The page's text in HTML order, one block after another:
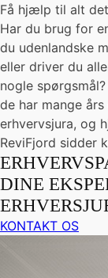
Få hjælp til alt
Har du brug for
du udenlandske
eller driver du
nogle
de har mange
erhvervsjura, og
ReviFjord sidder
DINE
KONTAKT OS